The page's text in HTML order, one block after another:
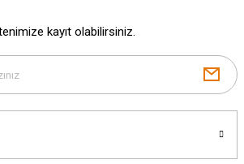
Gönder
kayıt olabilirsiniz.